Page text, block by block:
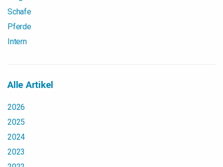
Schafe
Pferde
Intern
Alle Artikel
2026
2025
2024
2023